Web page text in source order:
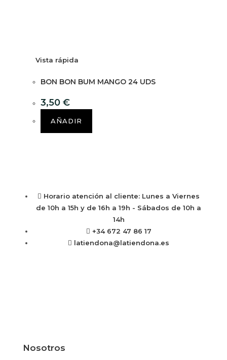
Vista rápida
BON BON BUM MANGO 24 UDS
3,50 €
AÑADIR
Horario atención al cliente: Lunes a Viernes
de 10h a 15h y de 16h a 19h - Sábados de 10h a
14h
+34 672 47 86 17
latiendona@latiendona.es
Nosotros